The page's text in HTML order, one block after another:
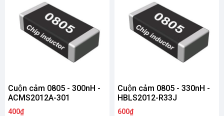
Cuộn cảm 0805 - 300nH -
ACMS2012A-301
400₫
Cuộn cảm 0805 - 330nH -
HBLS2012-R33J
600₫